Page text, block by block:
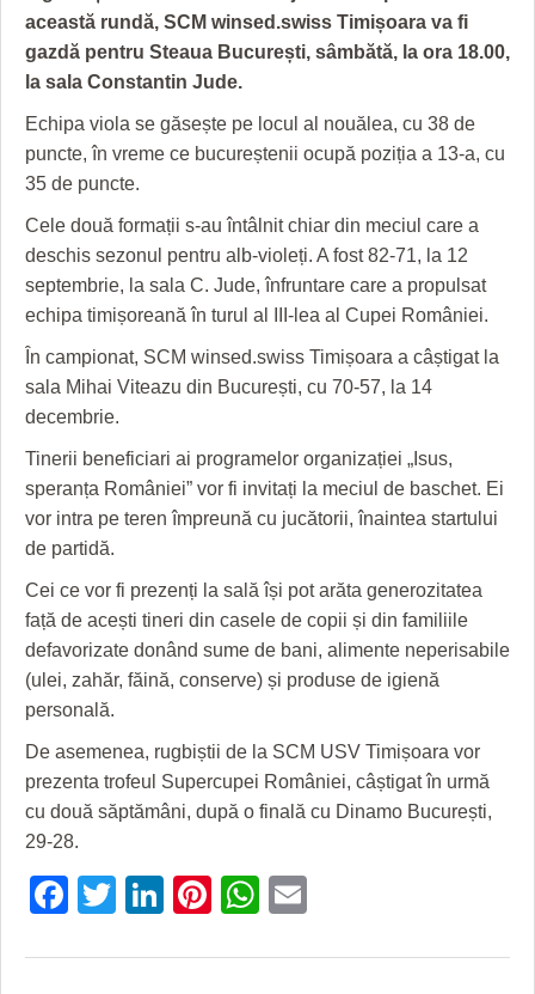
GRĂDINA TAICII DOMNULUI
ZIARISTU’ DE TERASĂ
FINANŢĂRI DE LA A LA Z
CRONICĂ DE FILM
UNDE MERGEM
CLIPURI VIDEO
ACCIDENTE
ANUNŢURI
CULTURA
JUSTITIE
FILME DOCUMENTARE
CLIPURI VIDEO
JOCURI ONLINE
FARMACII DIN TIMIŞOARA
HARTA TIMIŞOAREI
LICEE, ŞCOLI ŞI GRĂDINIŢE DIN TIMIŞ
PRIMĂRIILE DIN TIMIŞ
SFATUL MEDICULUI
SFATURI JURIDICE
această rundă, SCM winsed.swiss Timișoara va fi
gazdă pentru Steaua București, sâmbătă, la ora 18.00,
la sala Constantin Jude.
Echipa viola se găsește pe locul al nouălea, cu 38 de
puncte, în vreme ce bucureștenii ocupă poziția a 13-a, cu
35 de puncte.
Cele două formații s-au întâlnit chiar din meciul care a
deschis sezonul pentru alb-violeți. A fost 82-71, la 12
septembrie, la sala C. Jude, înfruntare care a propulsat
echipa timișoreană în turul al III-lea al Cupei României.
În campionat, SCM winsed.swiss Timișoara a câștigat la
sala Mihai Viteazu din București, cu 70-57, la 14
decembrie.
Tinerii beneficiari ai programelor organizației „Isus,
speranța României” vor fi invitați la meciul de baschet. Ei
vor intra pe teren împreună cu jucătorii, înaintea startului
de partidă.
Cei ce vor fi prezenți la sală își pot arăta generozitatea
față de acești tineri din casele de copii și din familiile
defavorizate donând sume de bani, alimente neperisabile
(ulei, zahăr, făină, conserve) și produse de igienă
personală.
De asemenea, rugbiștii de la SCM USV Timișoara vor
prezenta trofeul Supercupei României, câștigat în urmă
cu două săptămâni, după o finală cu Dinamo București,
29-28.
Facebook
Twitter
LinkedIn
Pinterest
WhatsApp